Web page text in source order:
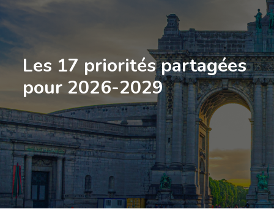
Les 17 priorités partagées
pour 2026-2029